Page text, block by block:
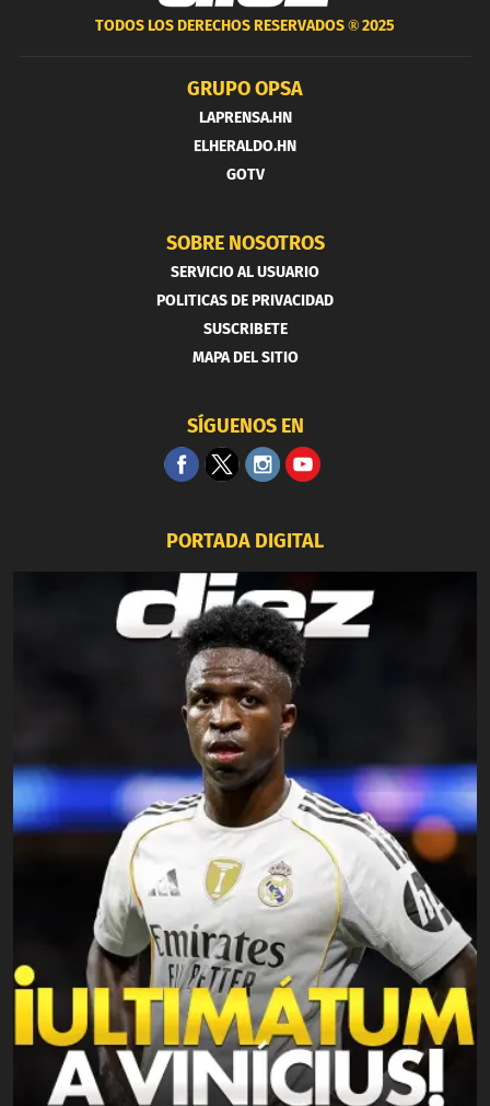
TODOS LOS DERECHOS RESERVADOS ®2025
GRUPO OPSA
LAPRENSA.HN
ELHERALDO.HN
GOTV
SOBRE NOSOTROS
SERVICIO AL USUARIO
POLITICAS DE PRIVACIDAD
SUSCRIBETE
MAPA DEL SITIO
SÍGUENOS EN
PORTADA DIGITAL